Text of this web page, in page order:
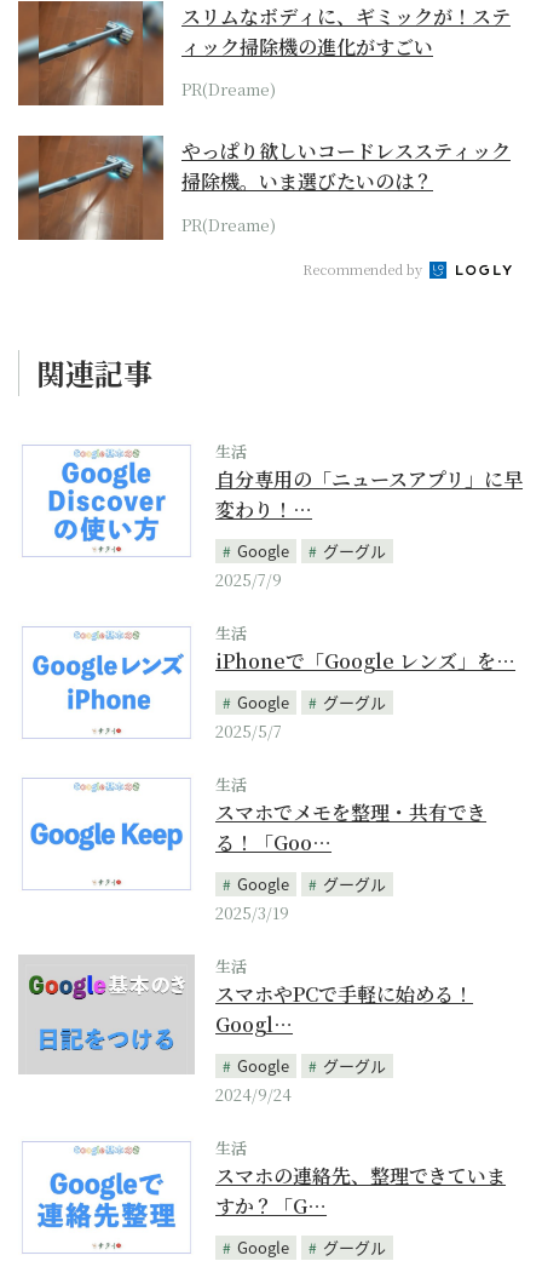
スリムなボディに、ギミックが！ステ
ィック掃除機の進化がすごい
PR(Dreame)
やっぱり欲しいコードレススティック
掃除機。いま選びたいのは？
PR(Dreame)
Recommended by
関連記事
生活
自分専用の「ニュースアプリ」に早
変わり！…
Google
グーグル
2025/7/9
生活
iPhoneで「Google レンズ」を…
Google
グーグル
2025/5/7
生活
スマホでメモを整理・共有でき
る！「Goo…
Google
グーグル
2025/3/19
生活
スマホやPCで手軽に始める！
Googl…
Google
グーグル
2024/9/24
生活
スマホの連絡先、整理できていま
すか？「G…
Google
グーグル